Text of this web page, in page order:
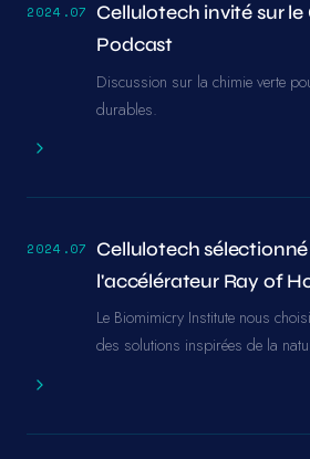
2024.07
Cellulotech invité sur
Podcast
Discussion sur la chimie verte
durables.
2024.07
Cellulotech
l'accélérateur Ray of
Le Biomimicry Institute nous
des solutions inspirées de la